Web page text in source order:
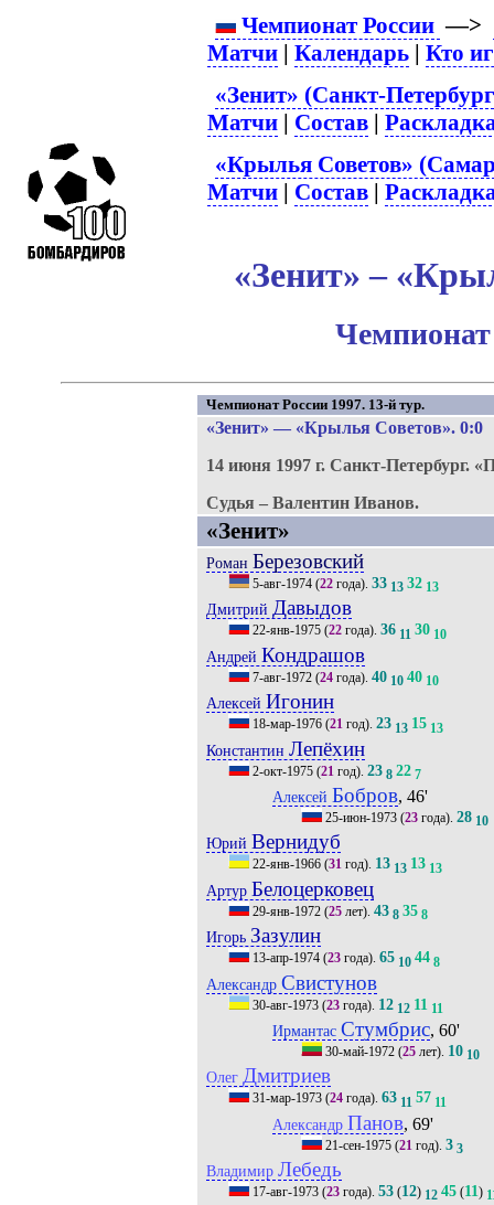
Чемпионат России —>
Матчи |Календарь |Кто
«Зенит» (Санкт-
Матчи | Состав |
«Крылья Советов»
Матчи | Состав |
«Зенит» –
Чемпионат
Чемпионат России 1997. 13-й тур.
«Зенит» — «Крылья Советов». 0:0
14 июня 1997 г. Санкт-Петербург.
Судья – Валентин Иванов.
«Зенит»
Роман Березовский
5-авг-1974(22года). 33 13 32 13
Дмитрий Давыдов
22-янв-1975(22года). 36 11 30 10
Андрей Кондрашов
7-авг-1972(24года). 40 10 40 10
Алексей Игонин
18-мар-1976(21год). 23 13 15 13
Константин Лепёхин
2-окт-1975(21 год). 23 8 22 7
Алексей Бобров, 46'
25-июн-1973 (23 года).28 10
Юрий Вернидуб
22-янв-1966(31год). 13 13 13 13
Артур Белоцерковец
29-янв-1972(25лет). 43 8 35 8
Игорь Зазулин
13-апр-1974(23года). 65 10 44 8
Александр Свистунов
30-авг-1973(23года). 12 12 11 11
Ирмантас Стумбрис, 60'
30-май-1972 (25 лет). 10 10
Олег Дмитриев
31-мар-1973(24года). 63 11 57 11
Александр Панов, 69'
21-сен-1975 (21 год).3 3
Владимир Лебедь
17-авг-1973(23года). 53(12) 12 45(11)